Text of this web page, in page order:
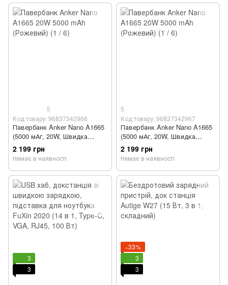
5
Код товару: 96837342966
Павербанк Anker Nano A1665
(5000 мАг, 20W, Швидка
зарядка, Рожевий)
2 199 грн
Немає в наявності
5
Код товару: 96837342967
Павербанк Anker Nano A1665
(5000 мАг, 20W, Швидка
зарядка, Чорний)
2 199 грн
Немає в наявності
3
3
−33%
3
3